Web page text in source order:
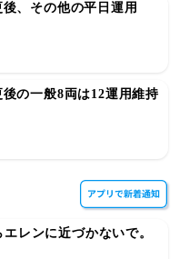
、その他の平日運用
の一般8両は12運用維持
レンに近づかないで。